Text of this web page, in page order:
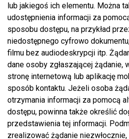
lub jakiegoś ich elementu. Można
udostępnienia informacji za
sposobu dostępu, na przykład
niedostępnego cyfrowo
filmu bez audiodeskrypcji itp.
dane osoby zgłaszającej żądanie,
stronę internetową lub aplikację
sposób kontaktu. Jeżeli osoba
otrzymania informacji za pomocą
dostępu, powinna także określić
przedstawienia tej informacji.
zrealizować żądanie